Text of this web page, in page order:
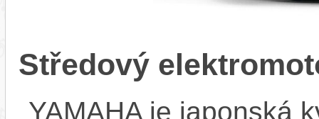
Středový
YAMAHA je japonská